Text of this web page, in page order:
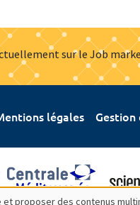
sur le Job
légales Gestion
proposer des contenus